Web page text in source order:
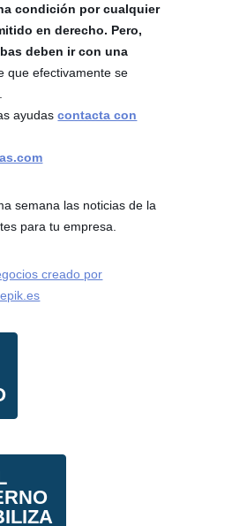
condición por cualquier
en derecho. Pero,
deben ir con una
que efectivamente se
ayudascontacta con
semana las noticias de la
para tu empresa.
creado por